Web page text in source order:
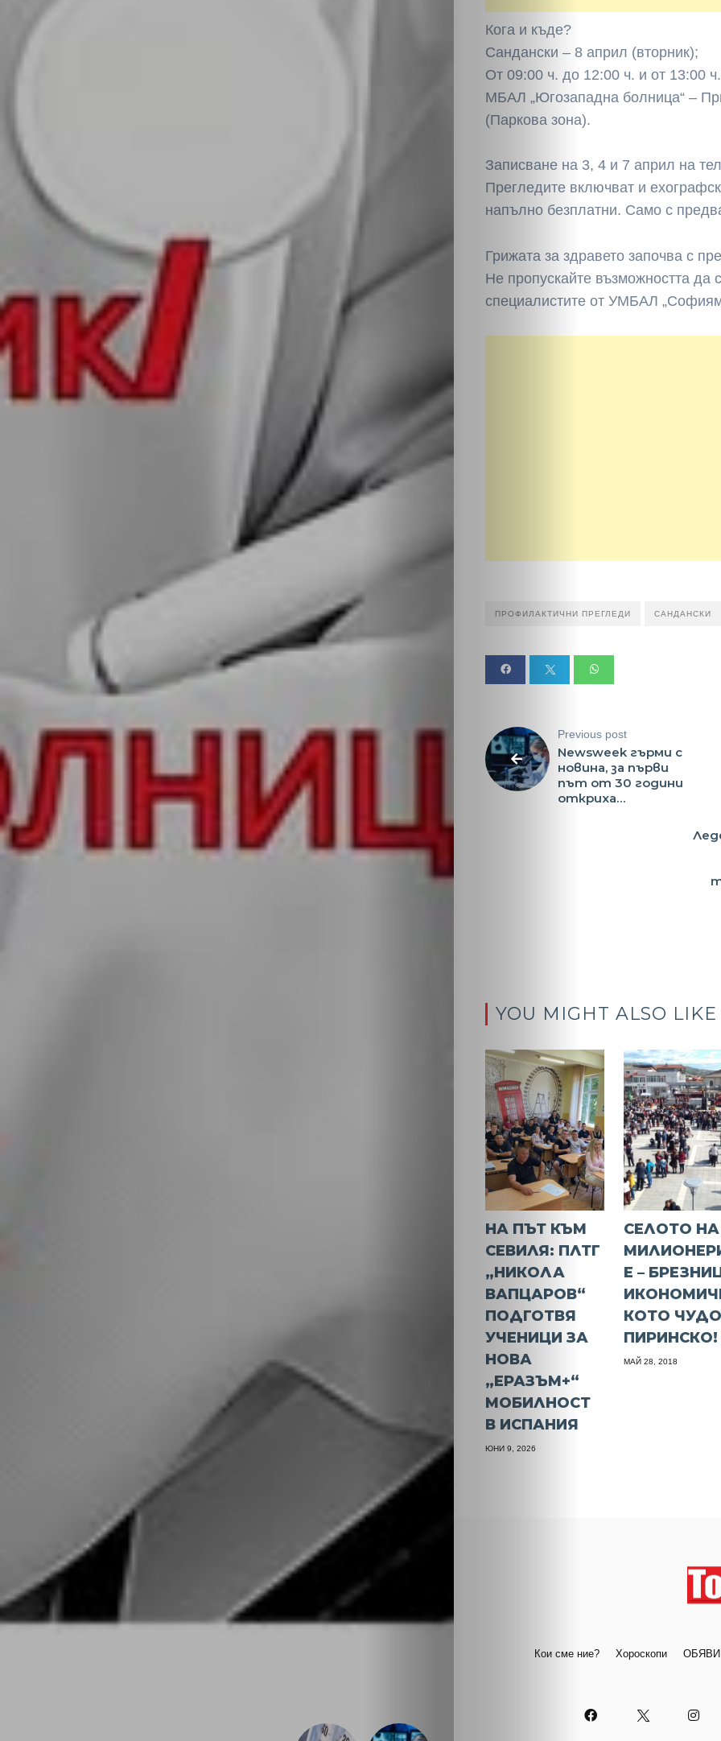
НАЧАЛО
Политика
Разследване
Скандали
Култура
Новини
Кога и къде?
Сандански – 8 април (вторник);
От 09:00 ч. до 12:00 ч. и от 13:00
МБАЛ „Югозападна болница“ –
(Паркова зона).
Записване на 3, 4 и 7 април на
Прегледите включват и
напълно безплатни. Само с
Грижата за здравето започва с
Не пропускайте възможността да
специалистите от УМБАЛ
ПРОФИЛАКТИЧНИ ПРЕГЛЕДИ САНДАНСКИ
Previous post
Newsweek гърми с
новина, за първи
път от 30 години
откриха…
YOU MIGHT ALSO LIKE
НА ПЪТ КЪМ
СЕВИЛЯ: ПЛТГ
„НИКОЛА
ВАПЦАРОВ“
ПОДГОТВЯ
УЧЕНИЦИ ЗА
НОВА
„ЕРАЗЪМ+“
МОБИЛНОСТ
В ИСПАНИЯ
ЮНИ 9, 2026
СЕЛОТО НА
Е –
КОТО
ПИРИНСКО!
МАЙ 28, 2018
Кои сме ние? Хороскопи ОБЯВИ